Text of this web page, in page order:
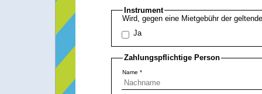
Instrument
Wird, gegen eine Mietgebühr der
Ja
Zahlungspflichtige Person
Name *